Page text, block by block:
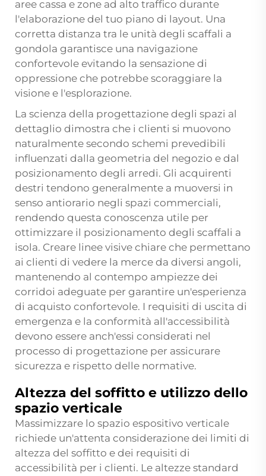
aree cassa e zone ad alto traffico durante
l'elaborazione del tuo piano di layout. Una
corretta distanza tra le unità degli scaffali a
gondola garantisce una navigazione
confortevole evitando la sensazione di
oppressione che potrebbe scoraggiare la
visione e l'esplorazione.
La scienza della progettazione degli spazi al
dettaglio dimostra che i clienti si muovono
naturalmente secondo schemi prevedibili
influenzati dalla geometria del negozio e dal
posizionamento degli arredi. Gli acquirenti
destri tendono generalmente a muoversi in
senso antiorario negli spazi commerciali,
rendendo questa conoscenza utile per
ottimizzare il posizionamento degli scaffali a
isola. Creare linee visive chiare che permettano
ai clienti di vedere la merce da diversi angoli,
mantenendo al contempo ampiezze dei
corridoi adeguate per garantire un'esperienza
di acquisto confortevole. I requisiti di uscita di
emergenza e la conformità all'accessibilità
devono essere anch'essi considerati nel
processo di progettazione per assicurare
sicurezza e rispetto delle normative.
Altezza del soffitto e utilizzo dello
spazio verticale
Massimizzare lo spazio espositivo verticale
richiede un'attenta considerazione dei limiti di
altezza del soffitto e dei requisiti di
accessibilità per i clienti. Le altezze standard